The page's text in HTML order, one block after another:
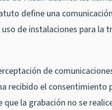
define una
de instalaciones para la
de
recibido el
que la grabación no se